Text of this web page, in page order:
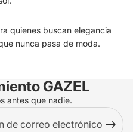
quienes buscan elegancia
nunca pasa de moda.
GAZEL
antes que nadie.